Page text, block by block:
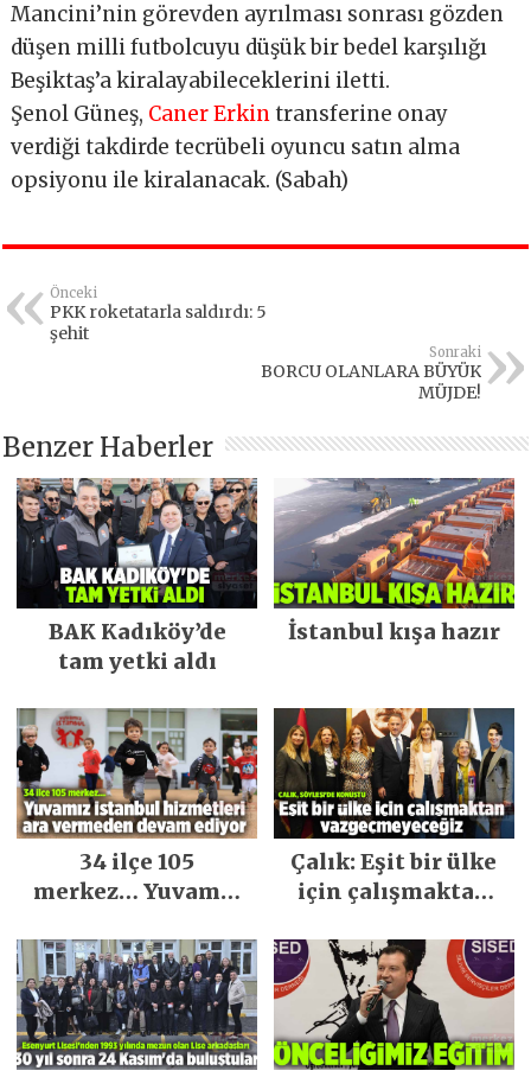
Mancini’nin görevden ayrılması sonrası gözden
düşen milli futbolcuyu düşük bir bedel karşılığı
Beşiktaş’a kiralayabileceklerini iletti.
Şenol Güneş, Caner Erkintransferine onay
verdiği takdirde tecrübeli oyuncu satın alma
opsiyonu ile kiralanacak. (Sabah)
Önceki
PKK roketatarla saldırdı: 5
şehit
Sonraki
BORCU OLANLARA BÜYÜK
MÜJDE!
Benzer Haberler
BAK Kadıköy’de
tam yetki aldı
İstanbul kışa hazır
34 ilçe 105
merkez… Yuvamız
ara vermeden
devam ediyor
Çalık: Eşit bir ülke
için çalışmaktan